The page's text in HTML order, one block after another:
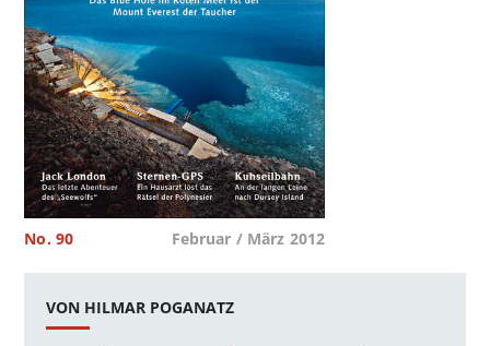
No. 90 Februar / März 2012
VON HILMAR POGANATZ